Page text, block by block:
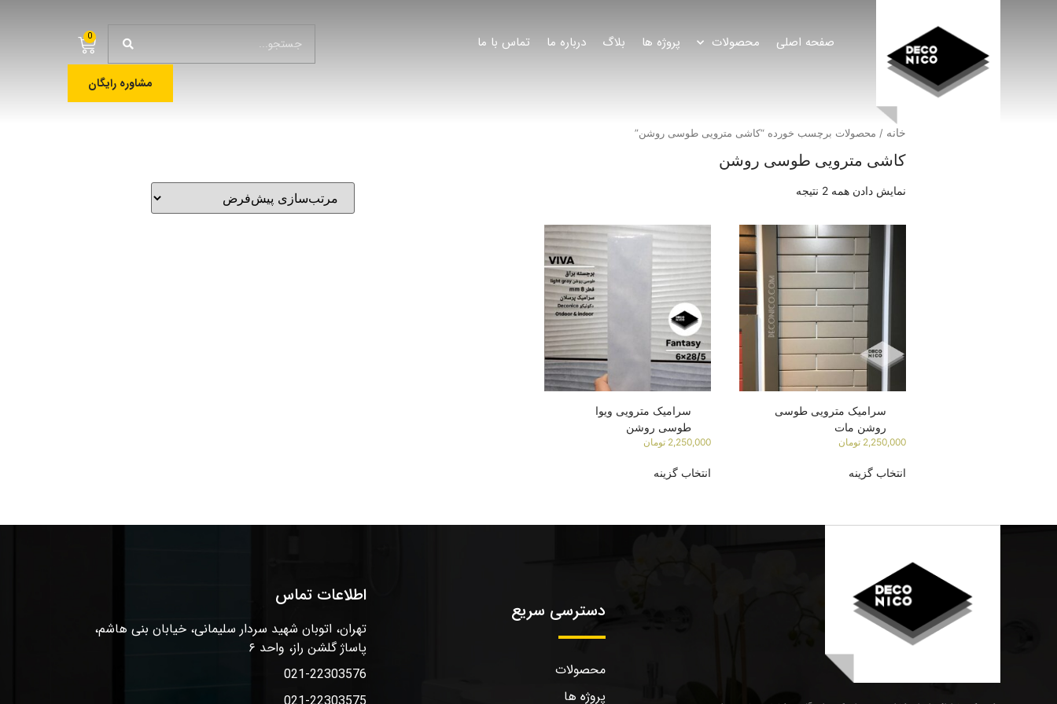
صفحه اصلی محصولات پروژه ها بلاگ درباره ما تماس با ما 0
مشاوره رایگان
خانه / محصولات برچسب خورده “کاشی مترویی طوسی روشن”
کاشی مترویی طوسی روشن
نمایش دادن همه 2 نتیجه
سرامیک مترویی طوسی
روشن مات
2,250,000 تومان
انتخاب گزینه
سرامیک مترویی ویوا
طوسی روشن
2,250,000 تومان
انتخاب گزینه
دسترسی سریع
محصولات
پروژه ها
اطلاعات تماس
تهران، اتوبان شهید سردار سلیمانی، خیابان بنی هاشم،
پاساژ گلشن راز، واحد ۶
021-22303576